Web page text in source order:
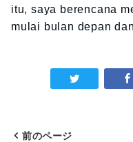
itu, saya berencana
mulai bulan depan
前のページ